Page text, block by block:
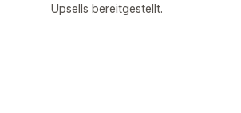
Upsells bereitgestellt.